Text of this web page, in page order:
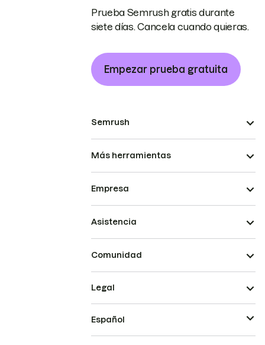
Prueba Semrush gratis durante
siete días. Cancela cuando quieras.
Empezar prueba gratuita
Semrush
Más herramientas
Empresa
Asistencia
Comunidad
Legal
Español